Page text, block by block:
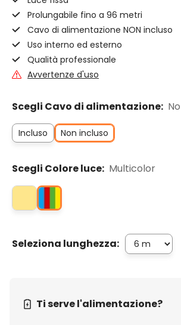
Prolungabile fino a 96 metri
Cavo di alimentazione NON incluso
Uso interno ed esterno
Qualità professionale
Avvertenze d'uso
Scegli Cavo di alimentazione:
Incluso Non incluso
Scegli Colore luce: Multicolor
Seleziona lunghezza:
Ti serve l'alimentazione?